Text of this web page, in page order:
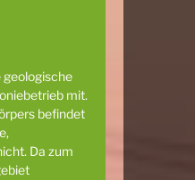
geologische
mit.
befindet
Da zum